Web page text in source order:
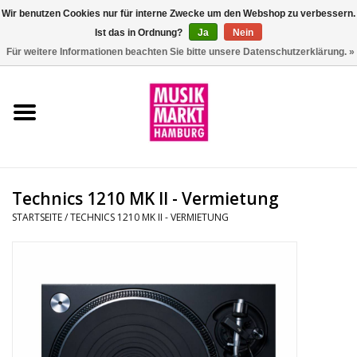
Aktion
Drums
Tasteninstrumente
Technics 1210 MK II - Vermietung
STARTSEITE/TECHNICS 1210 MK II - VERMIETUNG
Wir benutzen Cookies nur für interne Zwecke um den Webshop zu verbessern.
Ist das in Ordnung?
Ja
Nein
Für weitere Informationen beachten Sie bitte unsere Datenschutzerklärung. »